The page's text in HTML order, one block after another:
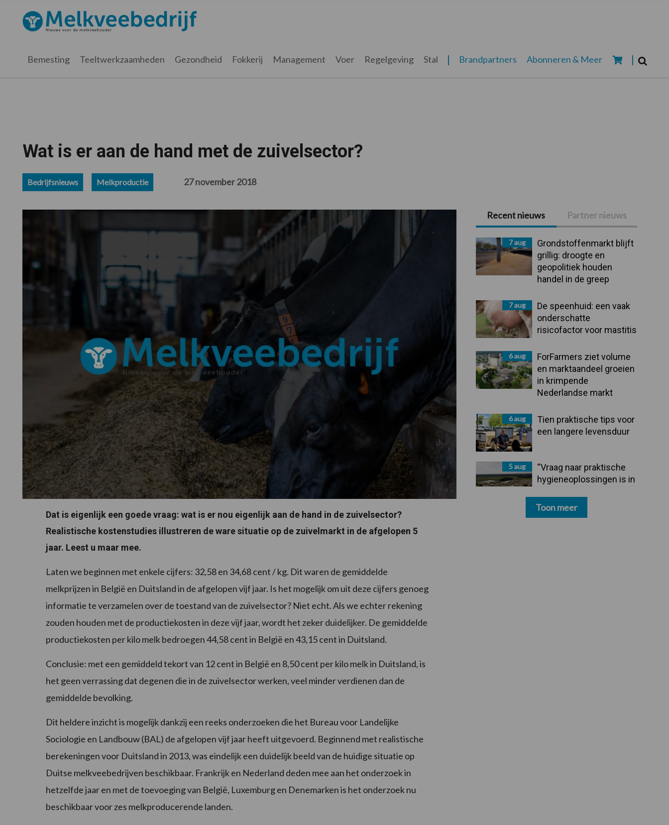
hoofdnavigatie
hoofd
eerste
voettekst
Melkveebedrijf.nl
Bemesting Teeltwerkzaamheden Gezondheid Fokkerij Management Voer Regelgeving Stal Brandpartners Abonneren & Meer
Wat is er aan de hand met de zuivelsector?
Bedrijfsnieuws Melkproductie 27 november 2018
Dat is eigenlijk een goede vraag: wat is er nou eigenlijk aan de hand in de zuivelsector?
Realistische kostenstudies illustreren de ware situatie op de zuivelmarkt in de afgelopen 5
jaar. Leest u maar mee.
Laten we beginnen met enkele cijfers: 32,58 en 34,68 cent / kg. Dit waren de gemiddelde
melkprijzen in België en Duitsland in de afgelopen vijf jaar. Is het mogelijk om uit deze cijfers genoeg
informatie te verzamelen over de toestand van de zuivelsector? Niet echt. Als we echter rekening
zouden houden met de productiekosten in deze vijf jaar, wordt het zeker duidelijker. De gemiddelde
productiekosten per kilo melk bedroegen 44,58 cent in België en 43,15 cent in Duitsland.
Conclusie: met een gemiddeld tekort van 12 cent in België en 8,50 cent per kilo melk in Duitsland, is
het geen verrassing dat degenen die in de zuivelsector werken, veel minder verdienen dan de
gemiddelde bevolking.
Dit heldere inzicht is mogelijk dankzij een reeks onderzoeken die het Bureau voor Landelijke
Sociologie en Landbouw (BAL) de afgelopen vijf jaar heeft uitgevoerd. Beginnend met realistische
berekeningen voor Duitsland in 2013, was eindelijk een duidelijk beeld van de huidige situatie op
Duitse melkveebedrijven beschikbaar. Frankrijk en Nederland deden mee aan het onderzoek in
hetzelfde jaar en met de toevoeging van België, Luxemburg en Denemarken is het onderzoek nu
beschikbaar voor zes melkproducerende landen.
Primaire
Sidebar
Recent nieuws Partner nieuws
7 aug
Grondstoffenmarkt blijft
grillig: droogte en
geopolitiek houden
handel in de greep
7 aug
De speenhuid: een vaak
onderschatte
risicofactor voor mastitis
6 aug
ForFarmers ziet volume
en marktaandeel groeien
in krimpende
Nederlandse markt
6 aug
Tien praktische tips voor
een langere levensduur
5 aug
“Vraag naar praktische
hygieneoplossingen is in
Toon meer